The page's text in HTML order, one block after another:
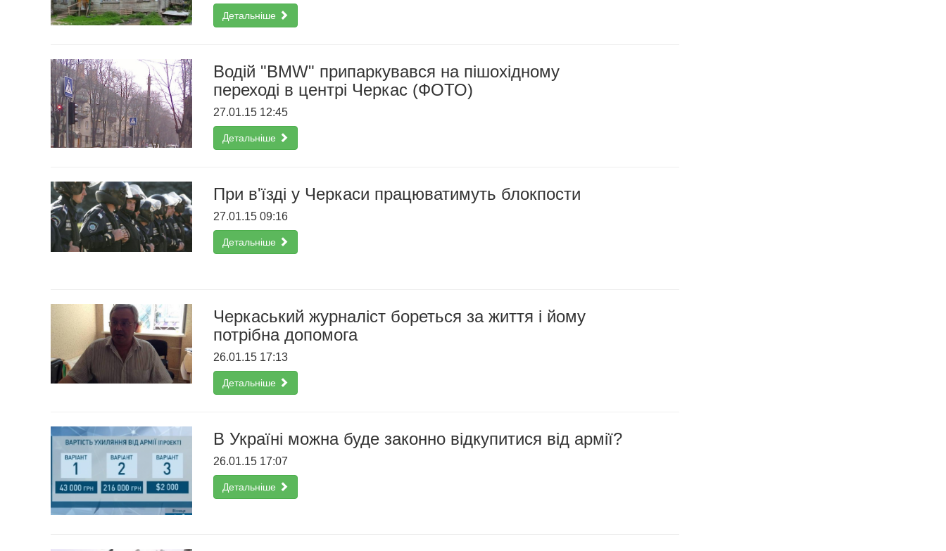
Детальніше
Водій "ВMW" припаркувався на пішохідному
переході в центрі Черкас (ФОТО)
27.01.15 12:45
Детальніше
При в'їзді у Черкаси працюватимуть блокпости
27.01.15 09:16
Детальніше
Черкаський журналіст бореться за життя і йому
потрібна допомога
26.01.15 17:13
Детальніше
В Україні можна буде законно відкупитися від армії?
26.01.15 17:07
Детальніше